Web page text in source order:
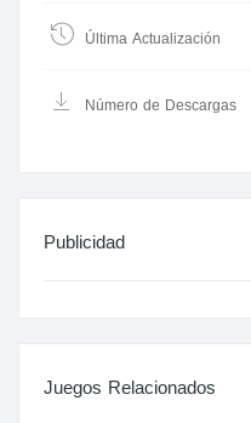
Última Actualización
Número de Descargas
Publicidad
Juegos Relacionados